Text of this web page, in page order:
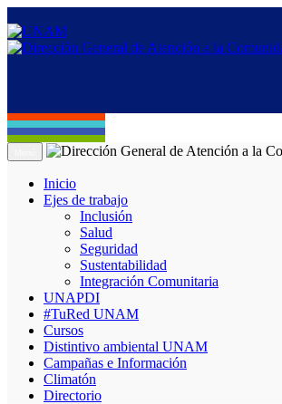
Inicio
Ejes de trabajo
Inclusión
Salud
Seguridad
Sustentabilidad
Integración Comunitaria
UNAPDI
#TuRed UNAM
Cursos
Distintivo ambiental UNAM
Campañas e Información
Climatón
Directorio